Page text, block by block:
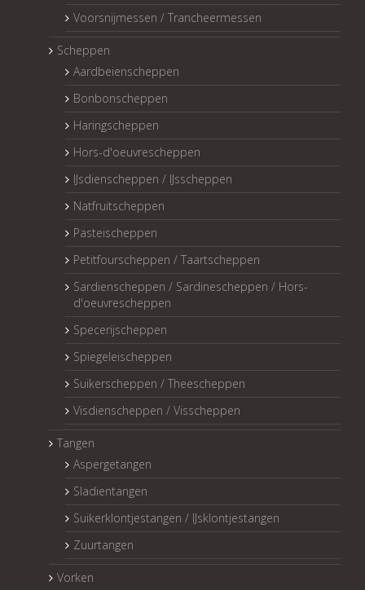
Voorsnijmessen / Trancheermessen
Scheppen
Aardbeienscheppen
Bonbonscheppen
Haringscheppen
Hors-d'oeuvrescheppen
IJsdienscheppen / IJsscheppen
Natfruitscheppen
Pasteischeppen
Petitfourscheppen / Taartscheppen
Sardienscheppen / Sardinescheppen / Hors-
d'oeuvrescheppen
Specerijscheppen
Spiegeleischeppen
Suikerscheppen / Theescheppen
Visdienscheppen / Visscheppen
Tangen
Aspergetangen
Sladientangen
Suikerklontjestangen / IJsklontjestangen
Zuurtangen
Vorken